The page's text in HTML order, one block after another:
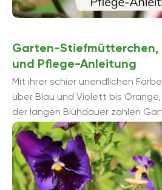
Garten-Stiefmütterchen,
und Pflege-Anleitung
Mit ihrer schier unendlichen
über Blau und Violett bis
der langen Blühdauer zählen
zu den Klassikern in öffentlichen